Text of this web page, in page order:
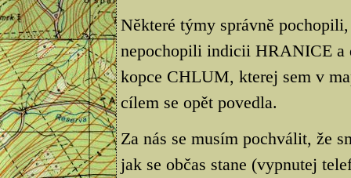
Některé týmy správně
nepochopili indicii HRANICE a
kopce CHLUM, kterej sem v
cílem se opět povedla.
Za nás se musím pochválit, že
jak se občas stane (vypnutej